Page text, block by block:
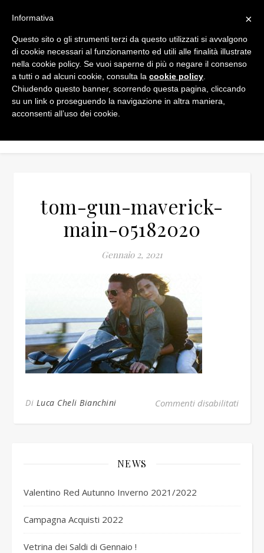
tom-gun-maverick-
main-05182020
Gennaio 2, 2021
Di Luca Cheli Bianchini Commenti disabilitatisu
NEWS
Valentino Red Autunno Inverno 2021/2022
Campagna Acquisti 2022
Vetrina dei Saldi di Gennaio !
×
Informativa
Questo sito o gli strumenti terzi da questo utilizzati si avvalgono
di cookie necessari al funzionamento ed utili alle finalità illustrate
nella cookie policy. Se vuoi saperne di più o negare il consenso
a tutti o ad alcuni cookie, consulta la cookie policy
Chiudendo questo banner, scorrendo questa pagina, cliccando
su un link o proseguendo la navigazione in altra maniera,
acconsenti all’uso dei cookie.